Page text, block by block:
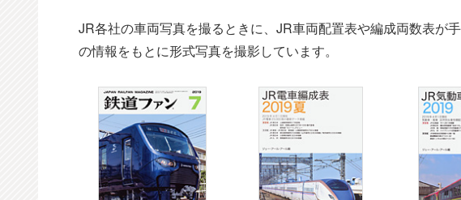
JR各社の車両写真を撮るときに、JR車両配置表や編成両数表が
の情報をもとに形式写真を撮影しています。